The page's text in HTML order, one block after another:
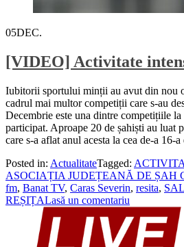
05DEC.
[VIDEO] Activitate
Iubitorii sportului minții au avut din nou
cadrul mai multor competiții care s-au
Decembrie este una dintre competițiile la
participat. Aproape 20 de șahiști au luat
care s-a aflat anul acesta la cea de-a
Posted in: ActualitateTagged:
ASOCIAȚIA JUDEȚEANĂ DE ȘAH
fm, Banat TV, Caras Severin, resita,
REȘIȚALasă un comentariu